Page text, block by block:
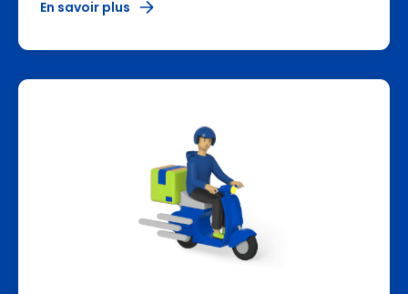
En savoir plus